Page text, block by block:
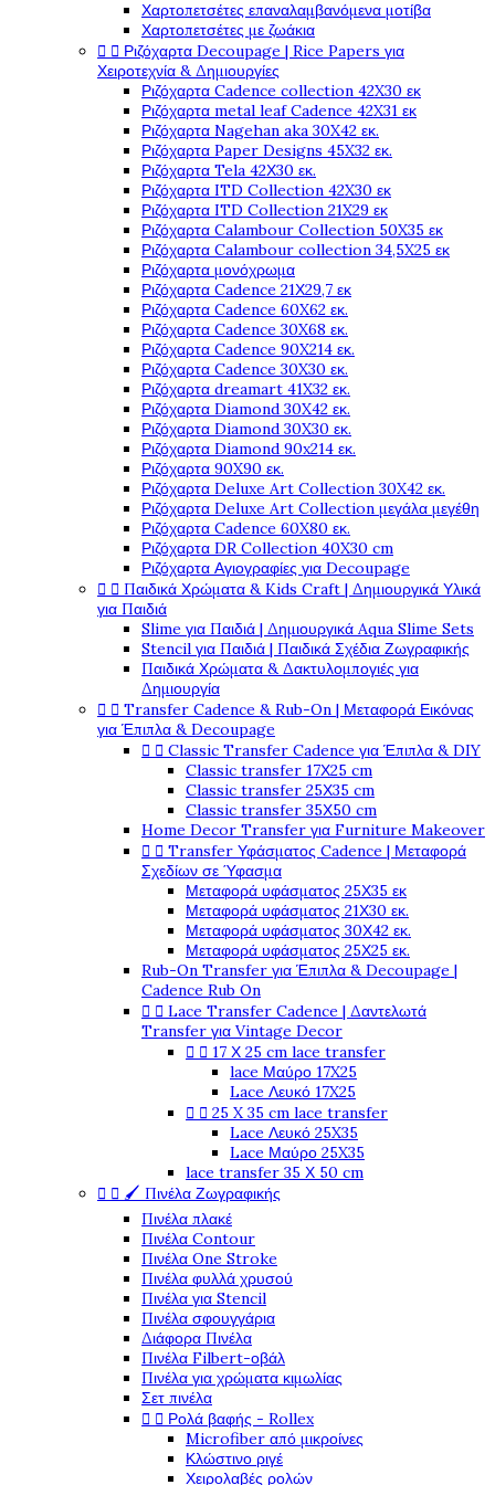
Χαρτοπετσέτες επαναλαμβανόμενα μοτίβα
Χαρτοπετσέτες με ζωάκια
  Ριζόχαρτα Decoupage | Rice Papers για
Χειροτεχνία & Δημιουργίες
Ριζόχαρτα Cadence collection 42X30 εκ
Ριζόχαρτα metal leaf Cadence 42X31 εκ
Ριζόχαρτα Nagehan aka 30X42 εκ.
Ριζόχαρτα Paper Designs 45X32 εκ.
Ριζόχαρτα Tela 42Χ30 εκ.
Ριζόχαρτα ITD Collection 42X30 εκ
Ριζόχαρτα ITD Collection 21X29 εκ
Ριζόχαρτα Calambour Collection 50X35 εκ
Ριζόχαρτα Calambour collection 34,5X25 εκ
Ριζόχαρτα μονόχρωμα
Ριζόχαρτα Cadence 21Χ29,7 εκ
Ριζόχαρτα Cadence 60X62 εκ.
Ριζόχαρτα Cadence 30X68 εκ.
Ριζόχαρτα Cadence 90X214 εκ.
Ριζόχαρτα Cadence 30X30 εκ.
Ριζόχαρτα dreamart 41X32 εκ.
Ριζόχαρτα Diamond 30X42 εκ.
Ριζόχαρτα Diamond 30X30 εκ.
Ριζόχαρτα Diamond 90x214 εκ.
Ριζόχαρτα 90X90 εκ.
Ριζόχαρτα Deluxe Art Collection 30X42 εκ.
Ριζόχαρτα Deluxe Art Collection μεγάλα μεγέθη
Ριζόχαρτα Cadence 60X80 εκ.
Ριζόχαρτα DR Collection 40X30 cm
Ριζόχαρτα Αγιογραφίες για Decoupage
  Παιδικά Χρώματα & Kids Craft | Δημιουργικά Υλικά
για Παιδιά
Slime για Παιδιά | Δημιουργικά Aqua Slime Sets
Stencil για Παιδιά | Παιδικά Σχέδια Ζωγραφικής
Παιδικά Χρώματα & Δακτυλομπογιές για
Δημιουργία
  Transfer Cadence & Rub-On | Μεταφορά Εικόνας
για Έπιπλα & Decoupage
  Classic Transfer Cadence για Έπιπλα & DIY
Classic transfer 17Χ25 cm
Classic transfer 25Χ35 cm
Classic transfer 35Χ50 cm
Home Decor Transfer για Furniture Makeover
  Transfer Υφάσματος Cadence | Μεταφορά
Σχεδίων σε Ύφασμα
Μεταφορά υφάσματος 25Χ35 εκ
Μεταφορά υφάσματος 21Χ30 εκ.
Μεταφορά υφάσματος 30Χ42 εκ.
Μεταφορά υφάσματος 25Χ25 εκ.
Rub-On Transfer για Έπιπλα & Decoupage |
Cadence Rub On
  Lace Transfer Cadence | Δαντελωτά
Transfer για Vintage Decor
  17 Χ 25 cm lace transfer
lace Μαύρο 17X25
Lace Λευκό 17X25
  25 X 35 cm lace transfer
Lace Λευκό 25X35
Lace Μαύρο 25X35
lace transfer 35 Χ 50 cm
  🖌️ Πινέλα Ζωγραφικής
Πινέλα πλακέ
Πινέλα Contour
Πινέλα One Stroke
Πινέλα φυλλά χρυσού
Πινέλα για Stencil
Πινέλα σφουγγάρια
Διάφορα Πινέλα
Πινέλα Filbert-οβάλ
Πινέλα για χρώματα κιμωλίας
Σετ πινέλα
  Ρολά βαφής - Rollex
Microfiber από μικροίνες
Κλώστινο ριγέ
Χειρολαβές ρολών